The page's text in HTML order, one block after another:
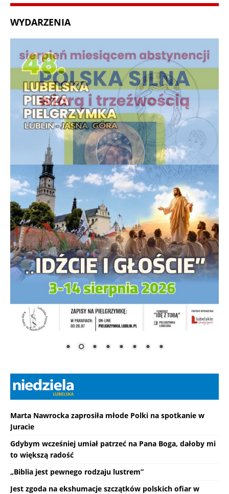
WYDARZENIA
Marta Nawrocka zaprosiła młode Polki na spotkanie w
Juracie
Gdybym wcześniej umiał patrzeć na Pana Boga, dałoby mi
to większą radość
„Biblia jest pewnego rodzaju lustrem”
Jest zgoda na ekshumacje szczątków polskich ofiar w